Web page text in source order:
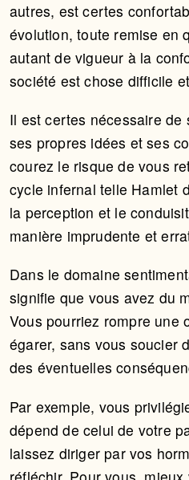
autres, est certes
évolution, toute remise en
autant de vigueur à la
société est chose difficile
Il est certes nécessaire
ses propres idées et ses
courez le risque de vous
cycle infernal telle Hamlet
la perception et le
manière imprudente et
Dans le domaine
signifie que vous avez du
Vous pourriez rompre une
égarer, sans vous soucier
des éventuelles
Par exemple, vous
dépend de celui de votre
laissez diriger par vos